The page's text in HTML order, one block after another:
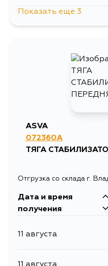
Показать еще 3
ASVA
072360A
ТЯГА
Отгрузка со склада г.
Дата и время
получения
11 августа
11 августа